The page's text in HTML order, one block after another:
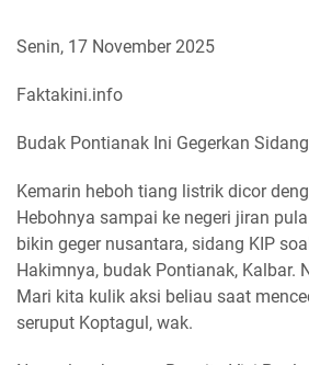
Senin, 17 November 2025
Faktakini.info
Budak Pontianak Ini Gegerkan
Kemarin heboh tiang listrik dicor
Hebohnya sampai ke negeri jiran
bikin geger nusantara, sidang KIP
Hakimnya, budak Pontianak, Kalbar.
Mari kita kulik aksi beliau saat
seruput Koptagul, wak.